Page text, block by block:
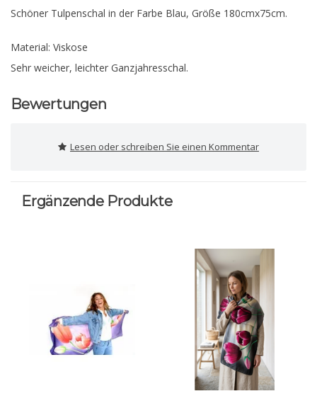
Schöner Tulpenschal in der Farbe Blau, Größe 180cmx75cm.
Material: Viskose
Sehr weicher, leichter Ganzjahresschal.
Bewertungen
Lesen oder schreiben Sie einen Kommentar
Ergänzende Produkte